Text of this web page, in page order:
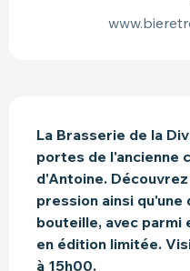
La Brasserie de la
portes de l'ancienne
d'Antoine.
pression ainsi qu'une
bouteille, avec parmi
en édition limitée.
à 15h00.